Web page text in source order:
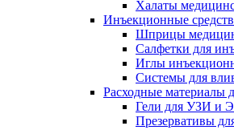
Халаты
Инъекционные
Шприцы
Салфетки для
Иглы
Системы для
Расходные
Гели для УЗИ и
Презервативы